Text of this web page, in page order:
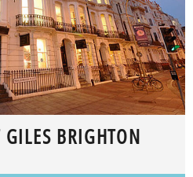
BRIGHTON